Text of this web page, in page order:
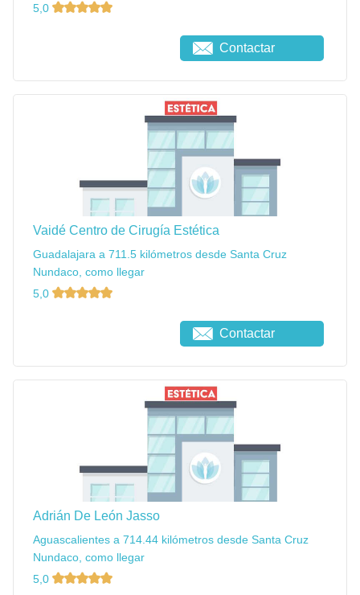
5,0
Contactar
Vaidé Centro de Cirugía Estética
Guadalajara a 711.5 kilómetros desde Santa Cruz
Nundaco, como llegar
5,0
Contactar
Adrián De León Jasso
Aguascalientes a 714.44 kilómetros desde Santa Cruz
Nundaco, como llegar
5,0